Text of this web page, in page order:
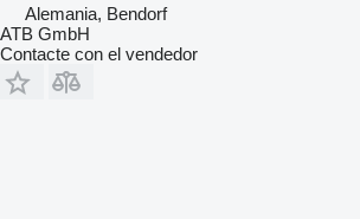
Alemania, Bendorf
ATB GmbH
Contacte con el vendedor